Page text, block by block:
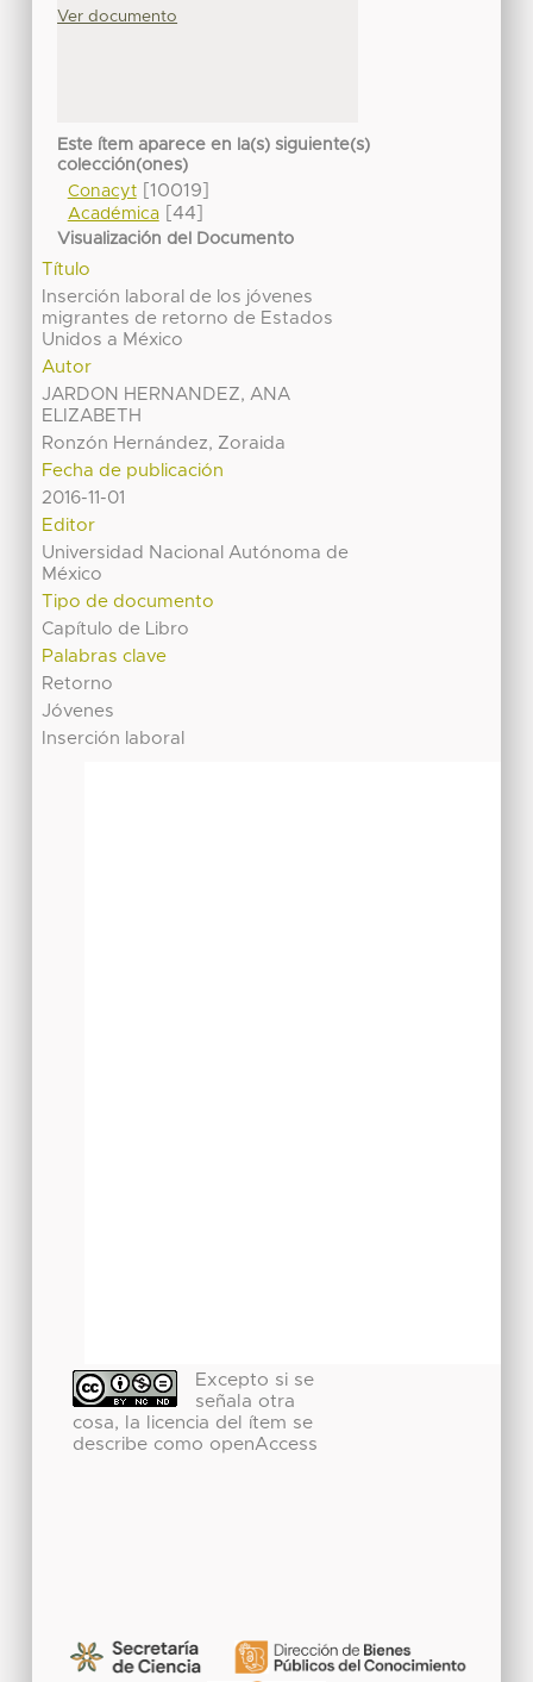
Ver documento
Este ítem aparece en la(s) siguiente(s)
colección(ones)
Conacyt[10019]
Académica[44]
Visualización del Documento
Título
Inserción laboral de los jóvenes
migrantes de retorno de Estados
Unidos a México
Autor
JARDON HERNANDEZ, ANA
ELIZABETH
Ronzón Hernández, Zoraida
Fecha de publicación
2016-11-01
Editor
Universidad Nacional Autónoma de
México
Tipo de documento
Capítulo de Libro
Palabras clave
Retorno
Jóvenes
Inserción laboral
Excepto si se
señala otra
cosa, la licencia del ítem se
describe como openAccess